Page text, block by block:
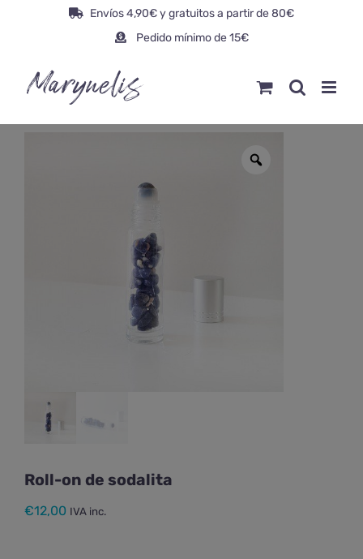
Envíos 4,90€ y gratuitos a partir de 80€
Pedido mínimo de 15€
Roll-on de sodalita
€12,00 IVA inc.